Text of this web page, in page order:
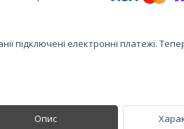
підключені електронні платежі.
Опис